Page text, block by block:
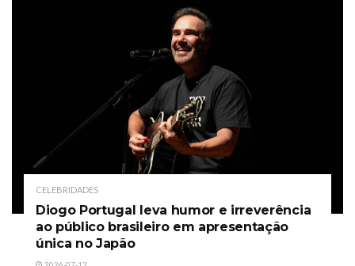
CELEBRIDADES
Diogo Portugal leva humor e irreverência
ao público brasileiro em apresentação
única no Japão